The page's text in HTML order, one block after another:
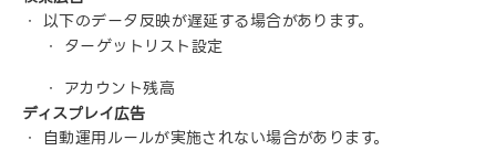
以下のデータ反映が遅延する場合があります。
ターゲットリスト設定
アカウント残高
ディスプレイ広告
自動運用ルールが実施されない場合があります。